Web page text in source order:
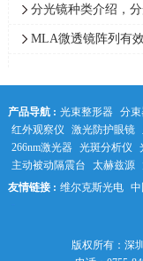
偏振片和菲涅耳菱形棱
分光镜种类介绍，
与使用说明,多路各种分
MLA微透镜阵列有
产品导航 : 光束整形器 分
红外观察仪
激光防护眼镜
266nm激光器 光斑分析仪
主动被动隔震台
太赫兹源
友情链接 : 维尔克斯光电
版权所有：深